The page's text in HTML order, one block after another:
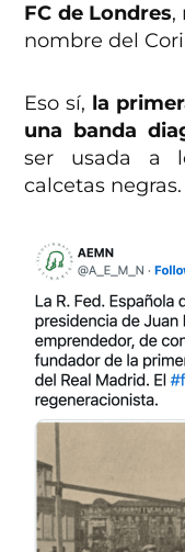
FC de Londres,
nombre del
Eso sí, la
una banda
ser usada a
calcetas negras.